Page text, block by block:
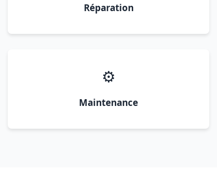
Réparation
⚙️
Maintenance